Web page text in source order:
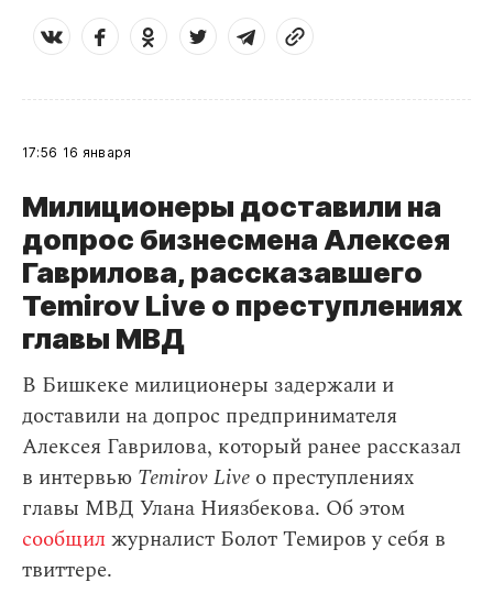
17:56 16 января
Милиционеры доставили на
допрос бизнесмена Алексея
Гаврилова, рассказавшего
Temirov Live о преступлениях
главы МВД
В Бишкеке милиционеры задержали и
доставили на допрос предпринимателя
Алексея Гаврилова, который ранее рассказал
в интервью Temirov Live о преступлениях
главы МВД Улана Ниязбекова. Об этом
сообщилжурналист Болот Темиров у себя в
твиттере.